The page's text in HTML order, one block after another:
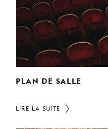
PLAN DE SALLE
LIRE LA SUITE